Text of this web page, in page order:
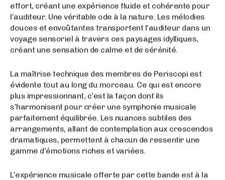
effort, créant une expérience fluide et cohérente pour
l’auditeur. Une véritable ode à la nature. Les mélodies
douces et envoûtantes transportent l’auditeur dans un
voyage sensoriel à travers ces paysages idylliques,
créant une sensation de calme et de sérénité.
La maîtrise technique des membres de Periscopi est
évidente tout au long du morceau. Ce qui est encore
plus impressionnant, c’est la façon dont ils
s’harmonisent pour créer une symphonie musicale
parfaitement équilibrée. Les nuances subtiles des
arrangements, allant de contemplation aux crescendos
dramatiques, permettent à chacun de ressentir une
gamme d’émotions riches et variées.
L’expérience musicale offerte par cette bande est à la